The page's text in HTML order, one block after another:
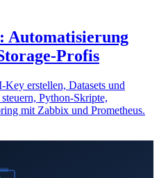
Automatisierung
Profis
erstellen, Datasets und
Python-Skripte,
mit Zabbix und Prometheus.